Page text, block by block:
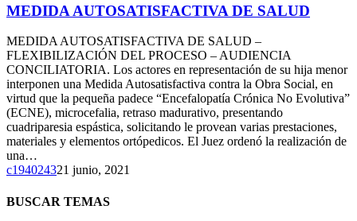
DE
SALUD
MEDIDA AUTOSATISFACTIVA DE SALUD
MEDIDA AUTOSATISFACTIVA DE SALUD –
FLEXIBILIZACIÓN DEL PROCESO – AUDIENCIA
CONCILIATORIA. Los actores en representación de su hija menor
interponen una Medida Autosatisfactiva contra la Obra Social, en
virtud que la pequeña padece “Encefalopatía Crónica No Evolutiva”
(ECNE), microcefalia, retraso madurativo, presentando
cuadriparesia espástica, solicitando le provean varias prestaciones,
materiales y elementos ortópedicos. El Juez ordenó la realización de
una…
c194024321 junio, 2021
BUSCAR TEMAS